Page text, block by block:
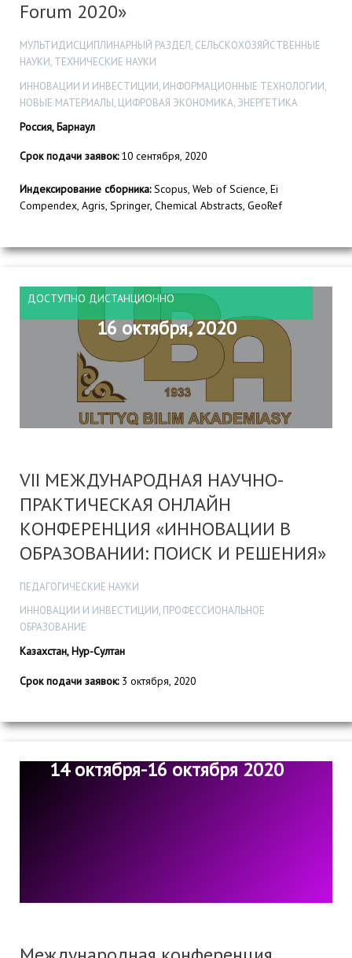
Forum 2020»
МУЛЬТИДИСЦИПЛИНАРНЫЙ РАЗДЕЛ, СЕЛЬСКОХОЗЯЙСТВЕННЫЕ
НАУКИ, ТЕХНИЧЕСКИЕ НАУКИ
ИННОВАЦИИ И ИНВЕСТИЦИИ, ИНФОРМАЦИОННЫЕ ТЕХНОЛОГИИ,
НОВЫЕ МАТЕРИАЛЫ, ЦИФРОВАЯ ЭКОНОМИКА, ЭНЕРГЕТИКА
Россия, Барнаул
Срок подачи заявок:10 сентября, 2020
Индексирование сборника:Scopus, Web of Science, Ei
Compendex, Agris, Springer, Chemical Abstracts, GeoRef
ДОСТУПНО ДИСТАНЦИОННО
16 октября, 2020
VІІ МЕЖДУНАРОДНАЯ НАУЧНО-
ПРАКТИЧЕСКАЯ ОНЛАЙН
КОНФЕРЕНЦИЯ «ИННОВАЦИИ В
ОБРАЗОВАНИИ: ПОИСК И РЕШЕНИЯ»
ПЕДАГОГИЧЕСКИЕ НАУКИ
ИННОВАЦИИ И ИНВЕСТИЦИИ, ПРОФЕССИОНАЛЬНОЕ
ОБРАЗОВАНИЕ
Казахстан, Нур-Султан
Срок подачи заявок:3 октября, 2020
14 октября-16 октября 2020